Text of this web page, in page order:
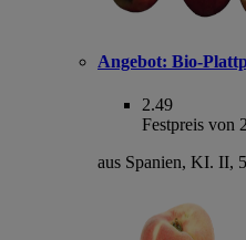
Angebot: Bio-
2.49
Festpreis von
aus Spanien, KI. II,